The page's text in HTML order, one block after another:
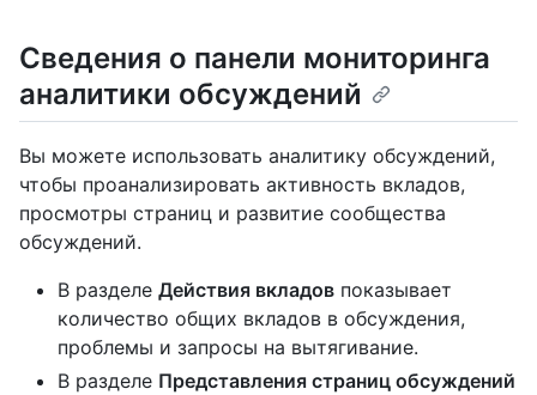
Сведения о панели мониторинга
аналитики обсуждений
Вы можете использовать аналитику обсуждений,
чтобы проанализировать активность вкладов,
просмотры страниц и развитие сообщества
обсуждений.
В разделе Действия вкладов показывает
количество общих вкладов в обсуждения,
проблемы и запросы на вытягивание.
В разделе Представления страниц обсуждений